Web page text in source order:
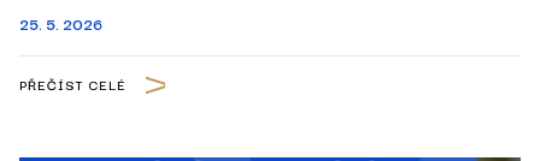
25. 5. 2026
PŘEČÍST CELÉ